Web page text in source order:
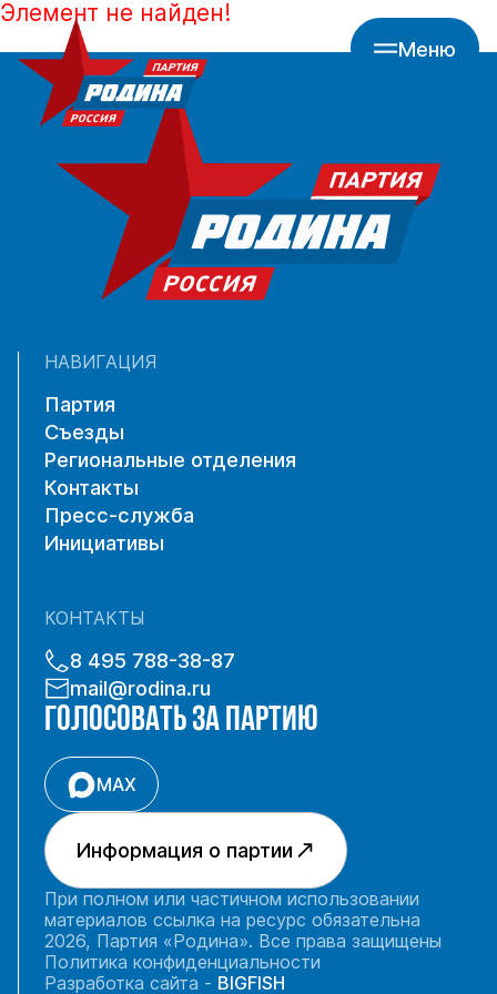
Меню
Элемент не найден!
НАВИГАЦИЯ
Партия
Съезды
Региональные отделения
Контакты
Пресс-служба
Инициативы
КОНТАКТЫ
8 495 788-38-87
mail@rodina.ru
ГОЛОСОВАТЬ ЗА ПАРТИЮ
MAX
Информация о партии
При полном или частичном использовании
материалов ссылка на ресурс обязательна
2026, Партия «Родина». Все права защищены
Политика конфиденциальности
Разработка сайта - BIGFISH